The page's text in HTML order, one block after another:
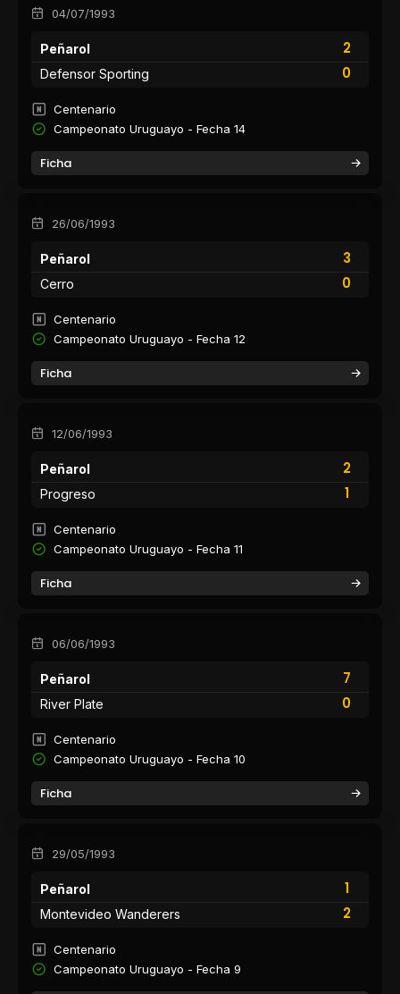
04/07/1993
Peñarol
2
0
Defensor Sporting
Centenario
Campeonato Uruguayo - Fecha 14
Ficha
26/06/1993
Peñarol
3
0
Cerro
Centenario
Campeonato Uruguayo - Fecha 12
Ficha
12/06/1993
Peñarol
2
1
Progreso
Centenario
Campeonato Uruguayo - Fecha 11
Ficha
06/06/1993
Peñarol
7
0
River Plate
Centenario
Campeonato Uruguayo - Fecha 10
Ficha
29/05/1993
Peñarol
1
2
Montevideo Wanderers
Centenario
Campeonato Uruguayo - Fecha 9